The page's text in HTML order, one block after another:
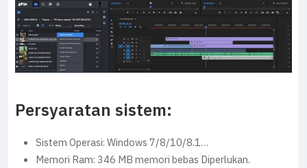
Persyaratan sistem:
Sistem Operasi: Windows 7/8/10/8.1…
Memori Ram: 346 MB memori bebas Diperlukan.